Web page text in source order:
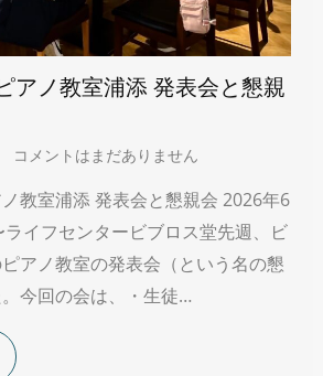
アノ教室浦添 発表会と懇親
コメントはまだありません
ノ教室浦添 発表会と懇親会 2026年6
ライフセンタービブロス堂先週、ビ
アノ教室の発表会（という名の懇
今回の会は、・生徒…